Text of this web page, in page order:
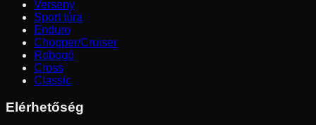
Verseny
Sport túra
Enduro
Chopper/Cruiser
Robogó
Cross
Classic
Elérhetőség